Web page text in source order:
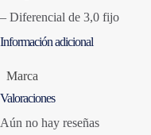
– Diferencial de 3,0 fijo
Información adicional
Marca
Valoraciones
Aún no hay reseñas